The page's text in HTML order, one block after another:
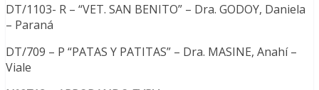
DT/1103- R – “VET. SAN BENITO” – Dra. GODOY, Daniela
– Paraná
DT/709 – P “PATAS Y PATITAS” – Dra. MASINE, Anahí –
Viale